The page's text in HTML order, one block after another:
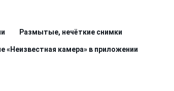
Размытые, нечёткие снимки
«Неизвестная камера» в приложении